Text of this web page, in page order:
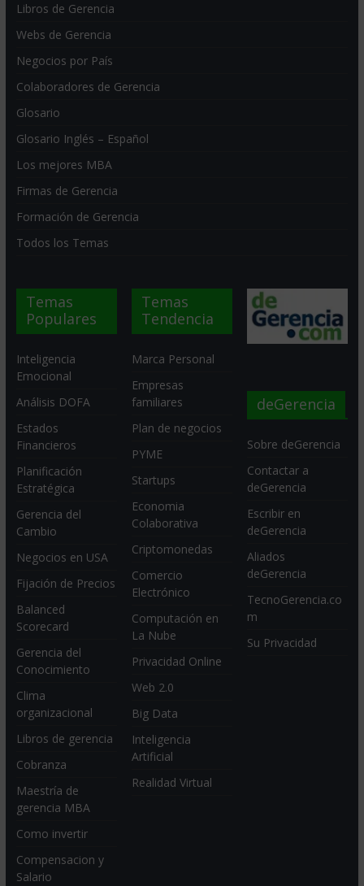
Libros de Gerencia
Webs de Gerencia
Negocios por País
Colaboradores de Gerencia
Glosario
Glosario Inglés – Español
Los mejores MBA
Firmas de Gerencia
Formación de Gerencia
Todos los Temas
Temas
Populares
Inteligencia
Emocional
Análisis DOFA
Estados
Financieros
Planificación
Estratégica
Gerencia del
Cambio
Negocios en USA
Fijación de Precios
Balanced
Scorecard
Gerencia del
Conocimiento
Clima
organizacional
Libros de gerencia
Cobranza
Maestría de
gerencia MBA
Como invertir
Compensacion y
Salario
Temas
Tendencia
Marca Personal
Empresas
familiares
Plan de negocios
PYME
Startups
Economia
Colaborativa
Criptomonedas
Comercio
Electrónico
Computación en
La Nube
Privacidad Online
Web 2.0
Big Data
Inteligencia
Artificial
Realidad Virtual
deGerencia
Sobre deGerencia
Contactar a
deGerencia
Escribir en
deGerencia
Aliados
deGerencia
TecnoGerencia.co
m
Su Privacidad